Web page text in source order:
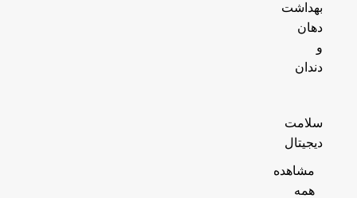
بهداشت
دهان
و
دندان
سلامت
دیجیتال
مشاهده
همه